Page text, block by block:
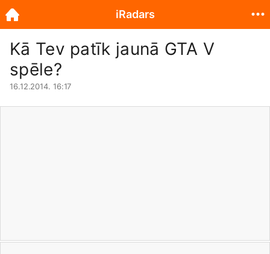
Kā Tev patīk jaunā GTA V
spēle?
16.12.2014. 16:17
iRadars